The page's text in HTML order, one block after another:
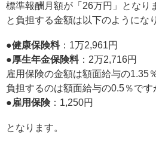
標準報酬月額が「26万円」となり
と負担する金額は以下のようにな
●健康保険料：1万2,961円
●厚生年金保険料：2万2,716円
雇用保険の金額は額面給与の1.35
負担するのは額面給与の0.5％です
●雇用保険：1,250円
となります。